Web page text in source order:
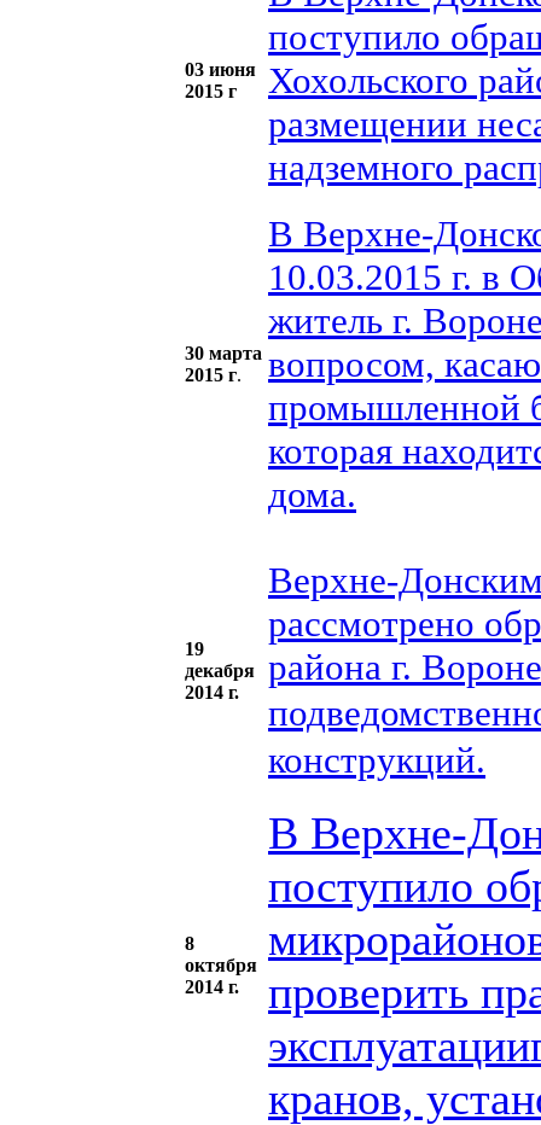
03 июня
2015 г
поступило
Хохольского
размещении
надземного
30 марта
2015 г.
В Верхне-
10.03.2015 г. в
житель г.
вопросом,
промышленной
которая
дома.
19
декабря
2014 г.
Верхне-
рассмотрено
района г.
конструкций.
8
октября
2014 г.
В Верхне-
поступило
проверить
кранов,